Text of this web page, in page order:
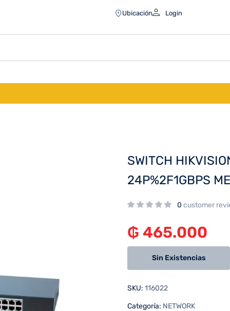
Ubicación Login
METAL RACK
SWITCH
24P%2F1GBPS
0 customer
₲ 465.000
Sin Existencias
SKU: 116022
Categoría: NETWORK